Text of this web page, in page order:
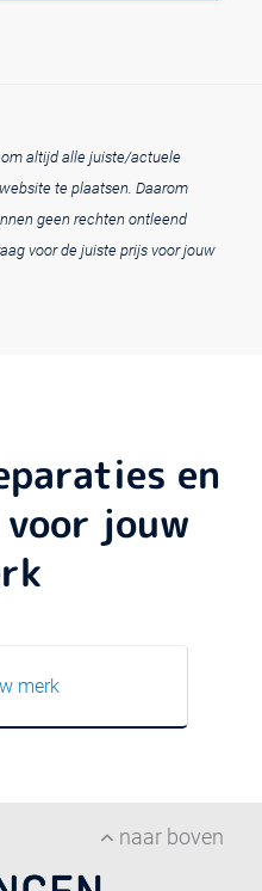
altijd alle juiste/actuele
te plaatsen. Daarom
geen rechten ontleend
voor de juiste prijs voor jouw
en
jouw
merk
naar boven